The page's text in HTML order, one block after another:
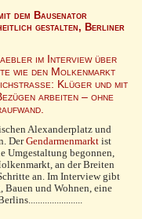
dem Bausenator
gestalten, Berliner
im Interview über
wie den Molkenmarkt
Klüger und mit
arbeiten – ohne
Alexanderplatz und
DerGendarmenmarkt ist
Umgestaltung begonnen,
an der Breiten
an. Im Interview gibt
Bauen und Wohnen, eine